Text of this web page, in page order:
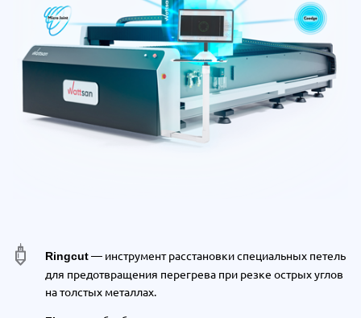
Ringcut— инструмент расстановки специальных петель
для предотвращения перегрева при резке острых углов
на толстых металлах.